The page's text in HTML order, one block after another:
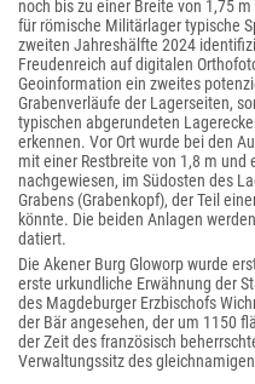
noch bis zu einer Breite von 1,75
für römische Militärlager typische
zweiten Jahreshälfte 2024
Freudenreich auf digitalen
Geoinformation ein zweites
Grabenverläufe der Lagerseiten,
typischen abgerundeten
erkennen. Vor Ort wurde bei den
mit einer Restbreite von 1,8 m und
nachgewiesen, im Südosten des
Grabens (Grabenkopf), der Teil
könnte. Die beiden Anlagen
datiert.
Die Akener Burg Gloworp wurde
erste urkundliche Erwähnung der
des Magdeburger Erzbischofs
der Bär angesehen, der um 1150
der Zeit des französisch
Verwaltungssitz des